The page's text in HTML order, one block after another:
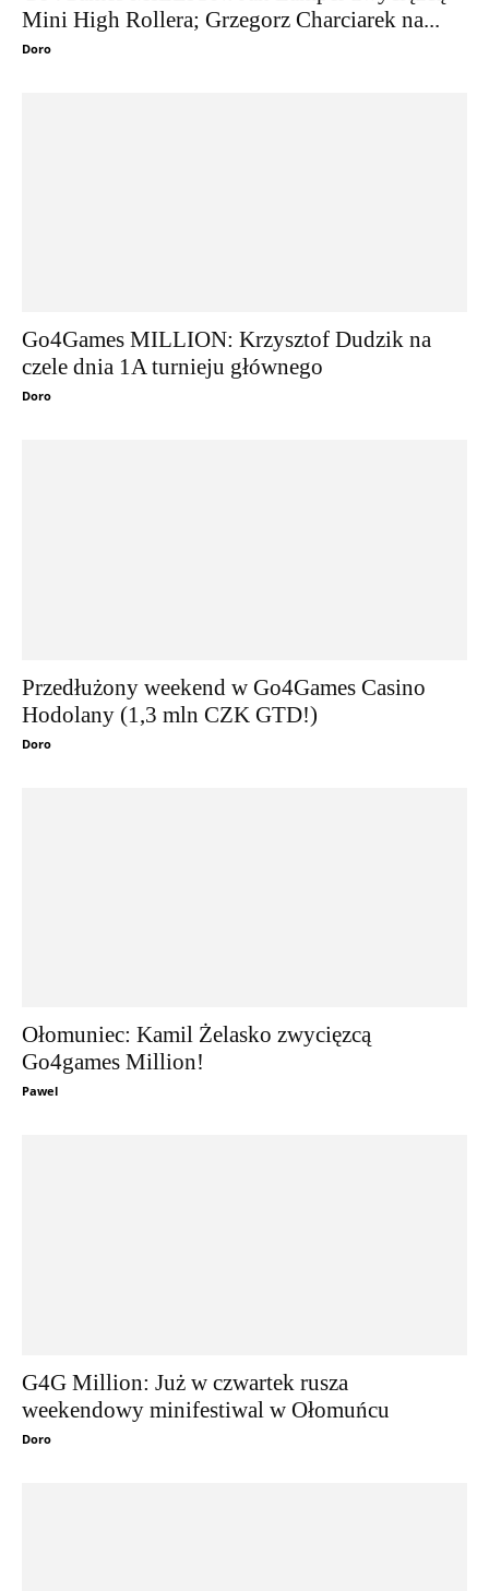
Mini High Rollera; Grzegorz Charciarek na...
Doro
Go4Games MILLION: Krzysztof Dudzik na
czele dnia 1A turnieju głównego
Doro
Przedłużony weekend w Go4Games Casino
Hodolany (1,3 mln CZK GTD!)
Doro
Ołomuniec: Kamil Żelasko zwycięzcą
Go4games Million!
Pawel
G4G Million: Już w czwartek rusza
weekendowy minifestiwal w Ołomuńcu
Doro